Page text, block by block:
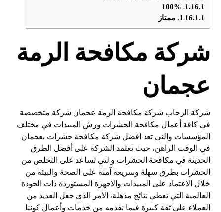
1.16.1.
1.16.1.1. ممتاز
شركة مكافحة الرمة
عجمان
شركة الرحاب شركة مكافحة الرمة عجمان شركة متخصصة
في كافة أعمال مكافحة الحشرات ورش المبيدات في مختلف
المؤسسات والتي تعد افضل شركة مكافحة حشرات بعجمان
في الوقت الراهن، حيث تعتمد الشركة على أفضل الطرق
الحديثة في مكافحة الحشرات والتي تساعد على التخلص من
الحشرات بطرق سهلة وسريعة آمنة على الصحة والبيئة من
خلال الاعتماد على المبيدات والاجهزة المستوردة ذات الجودة
العالمية التي تعطي نتائج مذهلة، الأمر الذي جعل العديد من
العملاء على ثقة كبيرة فيما نقدمه من خدمات وأعمال كوننا